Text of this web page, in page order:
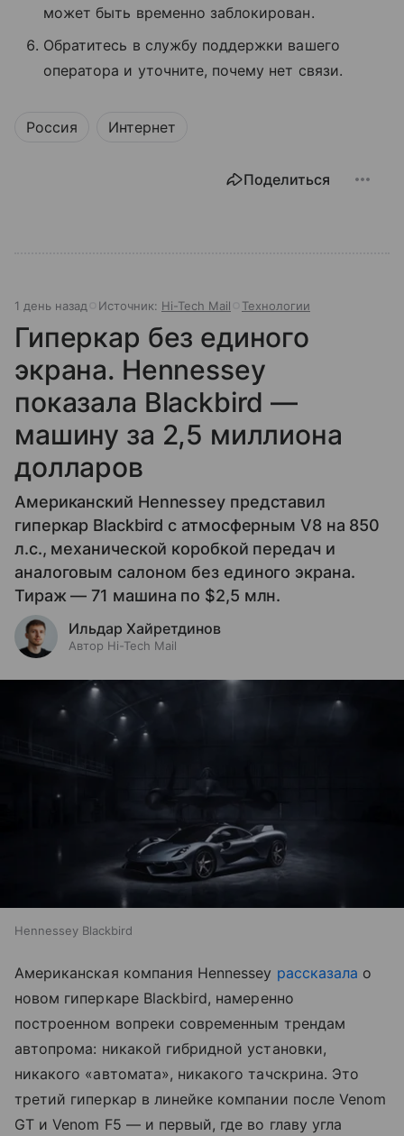
может быть временно заблокирован.
Обратитесь в службу поддержки вашего
оператора и уточните, почему нет связи.
Россия Интернет
Поделиться
1 день назад Источник: Hi-Tech Mail Технологии
Гиперкар без единого
экрана. Hennessey
показала Blackbird —
машину за 2,5 миллиона
долларов
Американский Hennessey представил
гиперкар Blackbird с атмосферным V8 на 850
л.с., механической коробкой передач и
аналоговым салоном без единого экрана.
Тираж — 71 машина по $2,5 млн.
Ильдар Хайретдинов
Автор Hi-Tech Mail
Hennessey Blackbird
Американская компания Hennessey рассказала о
новом гиперкаре Blackbird, намеренно
построенном вопреки современным трендам
автопрома: никакой гибридной установки,
никакого «автомата», никакого тачскрина. Это
третий гиперкар в линейке компании после Venom
GT и Venom F5 — и первый, где во главу угла